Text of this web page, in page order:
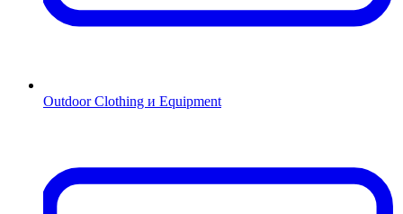
Outdoor Clothing и Equipment